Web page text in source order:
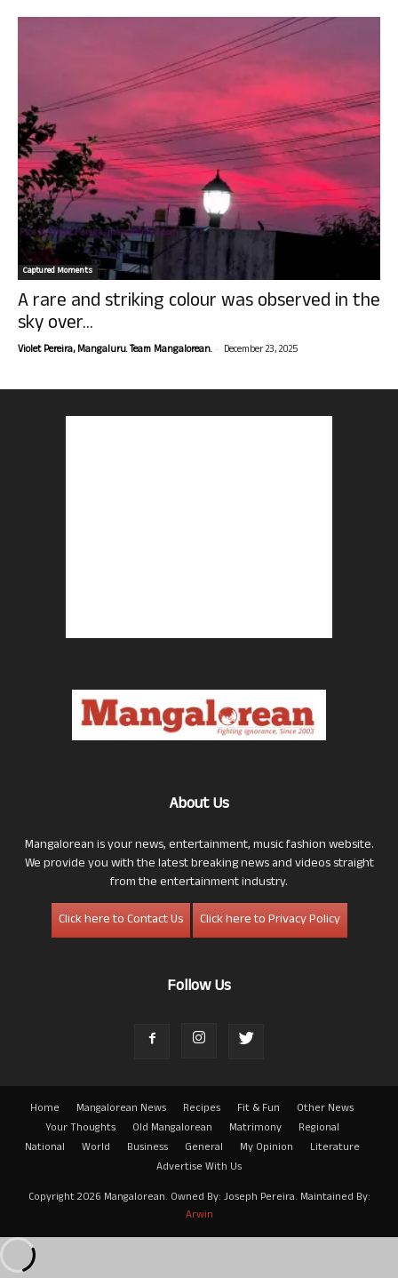
Captured Moments
A rare and striking colour was observed in the
sky over...
Violet Pereira, Mangaluru. Team Mangalorean. - December 23, 2025
About Us
Mangalorean is your news, entertainment, music fashion website.
We provide you with the latest breaking news and videos straight
from the entertainment industry.
Click here to Contact Us
Click here to Privacy Policy
Follow Us
Home Mangalorean News Recipes Fit & Fun
Other News
Your Thoughts
Old Mangalorean Matrimony
Regional
National
World Business General My Opinion
Literature
Advertise With Us
Copyright 2026 Mangalorean. Owned By: Joseph Pereira. Maintained By:
Arwin